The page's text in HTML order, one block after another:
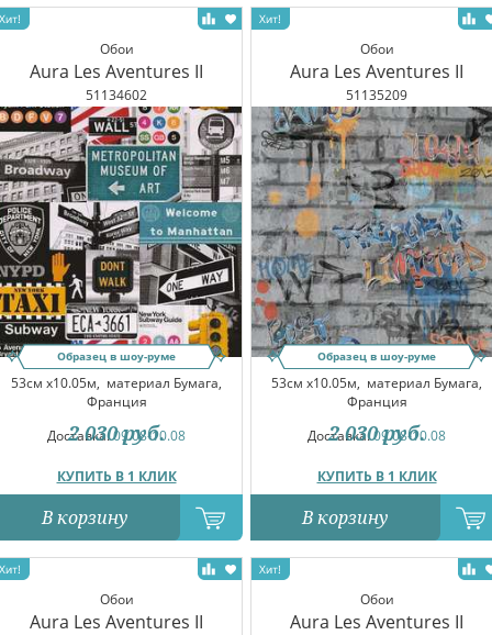
Обои
Aura Les Aventures II
51134602
Образец в шоу-руме
53см x10.05м, материал Бумага,
Франция
Доставка:09.08-10.08
КУПИТЬ В 1 КЛИК
2 030 руб.
В корзину
Обои
Aura Les Aventures II
51135209
Образец в шоу-руме
53см x10.05м, материал Бумага,
Франция
Доставка:09.08-10.08
КУПИТЬ В 1 КЛИК
2 030 руб.
В корзину
Обои
Aura Les Aventures II
Обои
Aura Les Aventures II